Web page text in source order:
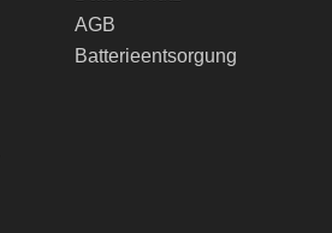
AGB
Batterieentsorgung